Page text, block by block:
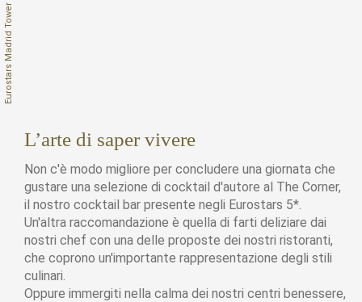
L’arte di saper vivere
Non c'è modo migliore per concludere una giornata che
gustare una selezione di cocktail d'autore al The Corner,
il nostro cocktail bar presente negli Eurostars 5*.
Un'altra raccomandazione è quella di farti deliziare dai
nostri chef con una delle proposte dei nostri ristoranti,
che coprono un'importante rappresentazione degli stili
culinari.
Oppure immergiti nella calma dei nostri centri benessere,